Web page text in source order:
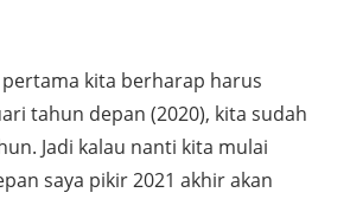
kita berharap harus
tahun depan (2020), kita sudah
Jadi kalau nanti kita mulai
saya pikir 2021 akhir akan